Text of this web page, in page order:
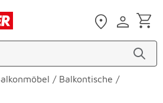
/ Balkontische /